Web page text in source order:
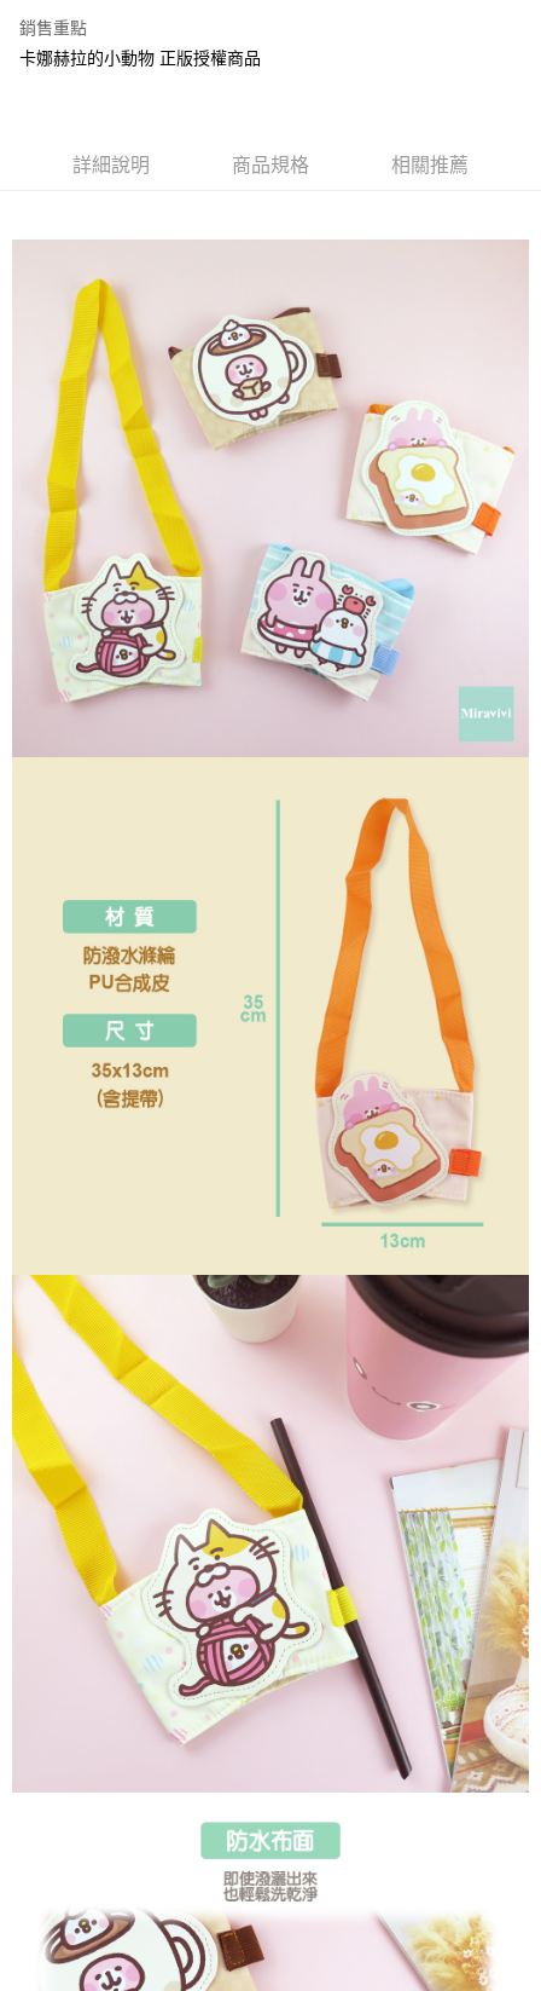
AFTEE先享後付
相關說明
【關於「AFTEE先享後付」】
２．便利：只要手機號碼，簡訊認證，即可結帳。
２．訂單成立數日內，您將收到繳費通知簡訊。
３．收到繳費通知簡訊後14天內，點擊此簡訊中的連結，可透過四大超商／
ATM／網路銀行／等多元方式進行付款，方視為交易完成。
※ 請注意：結帳手續完成當下不需立刻繳費，但若您需要取消訂單，請聯絡
購買商品的店家。未經商家同意取消之訂單仍視為有效，需透過AFTEE先享
後付繳納相關費用。
※ 交易是否成功請以「AFTEE先享後付 」之結帳頁面顯示為準，若有關於
是否繳費成功／繳費後需取消欲退款等相關疑問，請聯繫「AFTEE先享後付
客戶支援中心」
https://netprotections.freshdesk.com/support/home
【注意事項】
１．透過由恩沛科技股份有限公司提供之「AFTEE先享後付」服務完成之交
易，需依本服務之必要範圍內提供個人資料，並將交易相關給付款項請求債
權轉讓予恩沛科技股份有限公司。
２．關於個人資料處理事宜，請瀏覽以下網址：
https://aftee.tw/terms/#terms3
３．未成年的使用者請事先徵得法定代理人或監護人之同意方可使用
「AFTEE先享後付」，若未經同意申辦者引起之損失，本公司不負相關責
任。
４．使用「AFTEE先享後付」時，將依據個別帳號之用戶狀況，依本公司即
每筆NT$60，滿NT$499(含以上)免運費
7-11付款取貨
每筆NT$60，滿NT$499(含以上)免運費
付款後7-11取貨
每筆NT$60，滿NT$499(含以上)免運費
宅配
每筆NT$120，滿NT$499(含以上)免運費
海外宅配
銷售重點
卡娜赫拉的小動物 正版授權商品
詳細說明 商品規格 相關推薦